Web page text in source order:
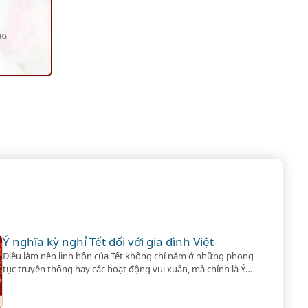
Ý nghĩa kỳ nghỉ Tết đối với gia đình Việt
Điều làm nên linh hồn của Tết không chỉ nằm ở những phong
tục truyền thống hay các hoạt động vui xuân, mà chính là Ý